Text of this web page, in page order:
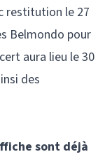
restitution le 27
Belmondo pour
aura lieu le 30
des
sont déjà